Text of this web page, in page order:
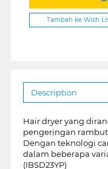
Tambah ke Wish
Description
Hair dryer yang
pengeringan rambut
Dengan teknologi
dalam beberapa
(IBSD23YP)